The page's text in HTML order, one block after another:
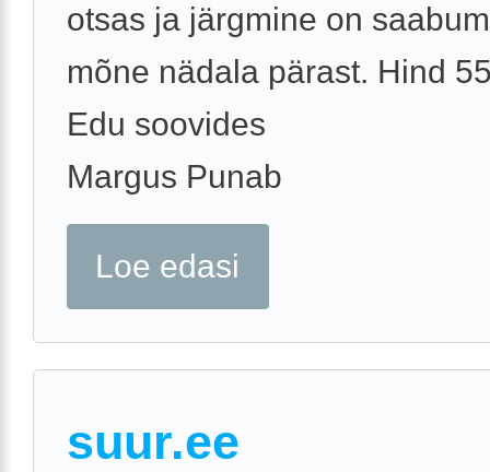
otsas ja järgmine on
mõne nädala pärast. Hind
Edu soovides
Margus Punab
Loe edasi
suur.ee